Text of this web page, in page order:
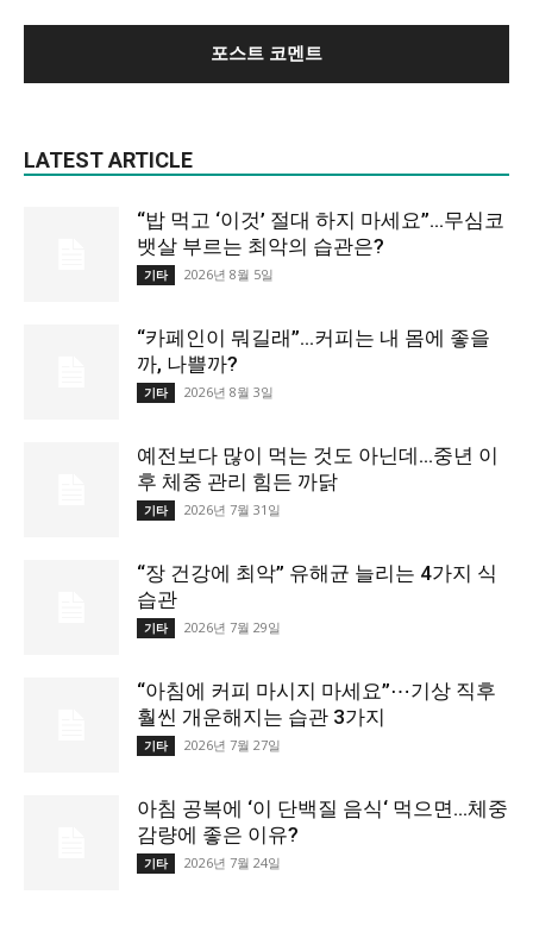
LATEST ARTICLE
“밥 먹고 ‘이것’ 절대 하지 마세요”…무심코
뱃살 부르는 최악의 습관은?
기타 2026년 8월 5일
“카페인이 뭐길래”…커피는 내 몸에 좋을
까, 나쁠까?
기타 2026년 8월 3일
예전보다 많이 먹는 것도 아닌데…중년 이
후 체중 관리 힘든 까닭
기타 2026년 7월 31일
“장 건강에 최악” 유해균 늘리는 4가지 식
습관
기타 2026년 7월 29일
“아침에 커피 마시지 마세요”⋯기상 직후
훨씬 개운해지는 습관 3가지
기타 2026년 7월 27일
아침 공복에 ‘이 단백질 음식‘ 먹으면…체중
감량에 좋은 이유?
기타 2026년 7월 24일